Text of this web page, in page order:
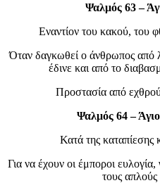
Ψαλμός 63 –
Εναντίον του κακού, του
Όταν δαγκωθεί ο άνθρωπος
έδινε και από το
Προστασία από
Ψαλμός 64 –
Κατά της καταπίεσης
Για να έχουν οι έμποροι
τους